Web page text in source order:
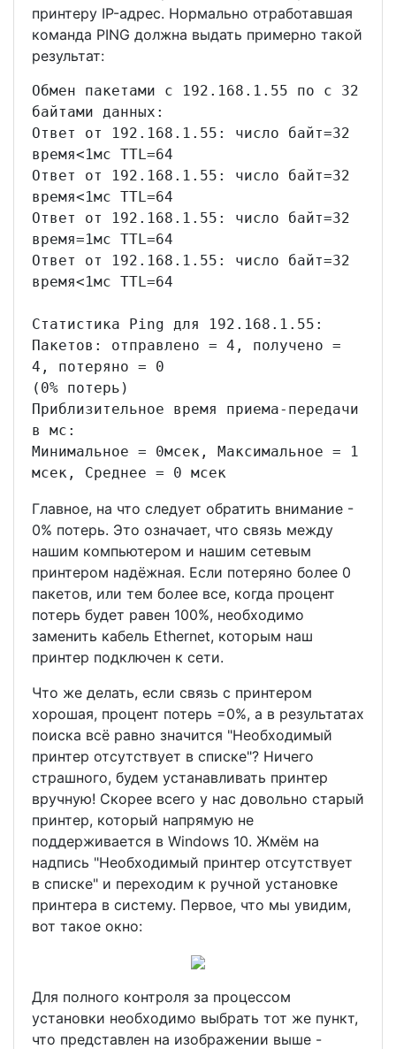
принтеру IP-адрес. Нормально отработавшая
команда PING должна выдать примерно такой
результат:
Обмен пакетами с 192.168.1.55 по с 32
байтами данных:
Ответ от 192.168.1.55: число байт=32
время<1мс TTL=64
Ответ от 192.168.1.55: число байт=32
время<1мс TTL=64
Ответ от 192.168.1.55: число байт=32
время=1мс TTL=64
Ответ от 192.168.1.55: число байт=32
время<1мс TTL=64
Статистика Ping для 192.168.1.55:
Пакетов: отправлено = 4, получено =
4, потеряно = 0
(0% потерь)
Приблизительное время приема-передачи
в мс:
Минимальное = 0мсек, Максимальное = 1
мсек, Среднее = 0 мсек
Главное, на что следует обратить внимание -
0% потерь. Это означает, что связь между
нашим компьютером и нашим сетевым
принтером надёжная. Если потеряно более 0
пакетов, или тем более все, когда процент
потерь будет равен 100%, необходимо
заменить кабель Ethernet, которым наш
принтер подключен к сети.
Что же делать, если связь с принтером
хорошая, процент потерь =0%, а в результатах
поиска всё равно значится "Необходимый
принтер отсутствует в списке"? Ничего
страшного, будем устанавливать принтер
вручную! Скорее всего у нас довольно старый
принтер, который напрямую не
поддерживается в Windows 10. Жмём на
надпись "Необходимый принтер отсутствует
в списке" и переходим к ручной установке
принтера в систему. Первое, что мы увидим,
вот такое окно:
Для полного контроля за процессом
установки необходимо выбрать тот же пункт,
что представлен на изображении выше -